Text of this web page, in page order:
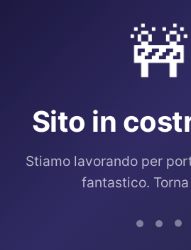
🚧
Sito in
Stiamo lavorando per
fantastico.